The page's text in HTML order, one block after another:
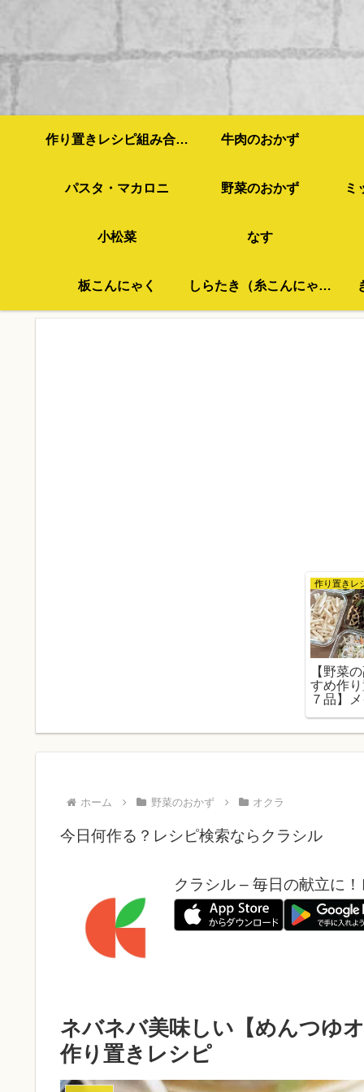
作り置きレシピ組み合わせ例 牛肉のおかず
パスタ・マカロニ 野菜のおかず ミ
小松菜 なす
板こんにゃく しらたき（糸こんにゃく）
【野菜
すめ作
７品】
ホーム 野菜のおかず オクラ
今日何作る？レシピ検索ならクラシル
クラシル – 毎日の献立に
ネバネバ美味しい【めんつゆ
作り置きレシピ